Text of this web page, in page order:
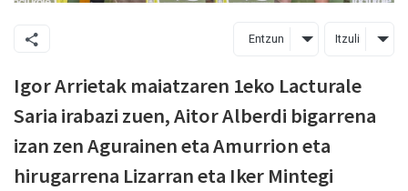
Entzun Itzuli
Igor Arrietak maiatzaren 1eko Lacturale
Saria irabazi zuen, Aitor Alberdi bigarrena
izan zen Agurainen eta Amurrion eta
hirugarrena Lizarran eta Iker Mintegi